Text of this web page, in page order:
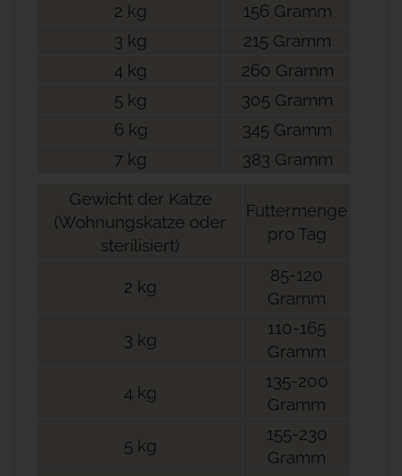
2 kg
156 Gramm
3 kg
215 Gramm
4 kg
260 Gramm
5 kg
305 Gramm
6 kg
345 Gramm
7 kg
383 Gramm
Gewicht der Katze
(Wohnungskatze oder
sterilisiert)
Futtermenge
pro Tag
2 kg
85-120
Gramm
3 kg
110-165
Gramm
4 kg
135-200
Gramm
5 kg
155-230
Gramm